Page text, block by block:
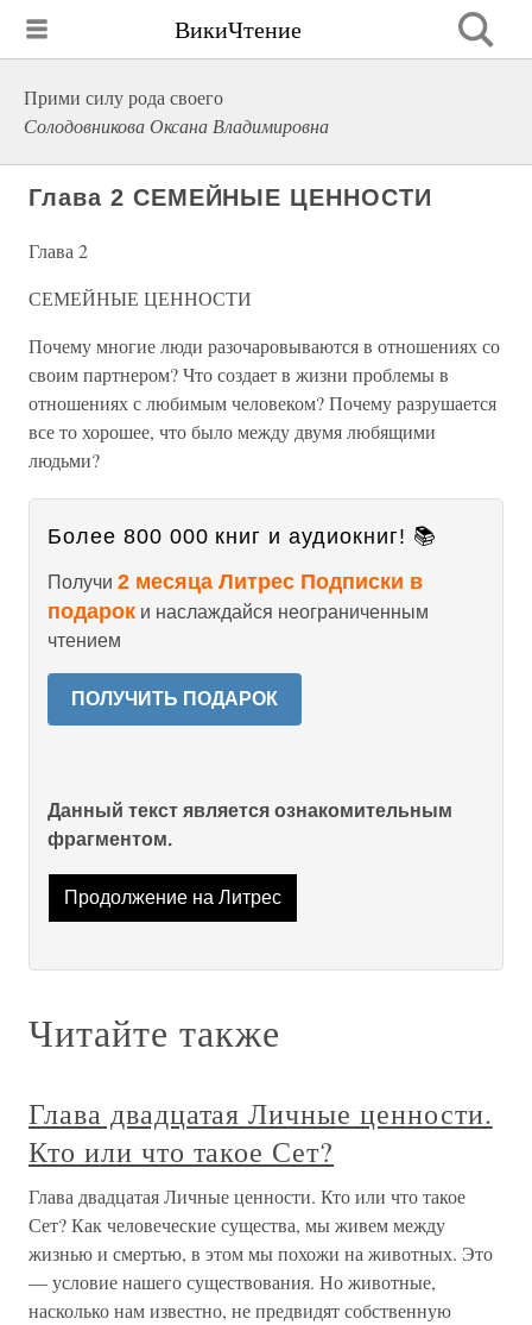
ВикиЧтение
Прими силу рода своего
Солодовникова Оксана Владимировна
Глава 2 СЕМЕЙНЫЕ ЦЕННОСТИ
Глава 2
СЕМЕЙНЫЕ ЦЕННОСТИ
Почему многие люди разочаровываются в отношениях со
своим партнером? Что создает в жизни проблемы в
отношениях с любимым человеком? Почему разрушается
все то хорошее, что было между двумя любящими
людьми?
Более 800 000 книг и аудиокниг! 📚
Получи 2 месяца Литрес Подписки в
подарок и наслаждайся неограниченным
чтением
ПОЛУЧИТЬ ПОДАРОК
Данный текст является ознакомительным
фрагментом.
Продолжение на Литрес
Читайте также
Глава двадцатая Личные ценности.
Кто или что такое Сет?
Глава двадцатая Личные ценности. Кто или что такое
Сет? Как человеческие существа, мы живем между
жизнью и смертью, в этом мы похожи на животных. Это
— условие нашего существования. Но животные,
насколько нам известно, не предвидят собственную